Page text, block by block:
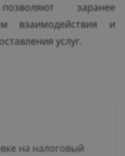
заранее
взаимодействия и
услуг.
на налоговый